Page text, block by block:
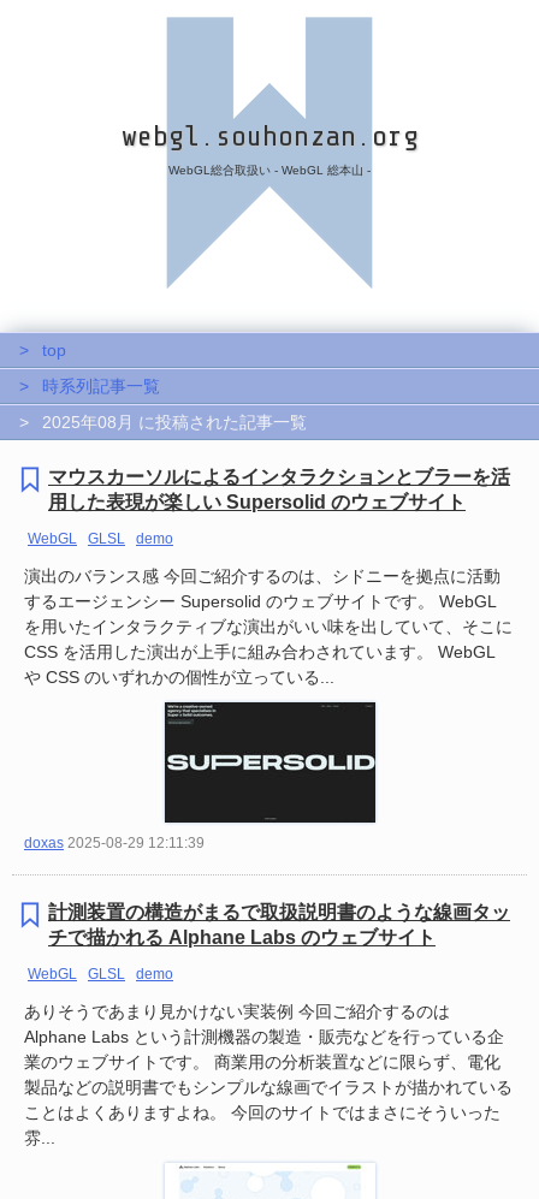
webgl.souhonzan.org
WebGL総合取扱い - WebGL 総本山 -
top
時系列記事一覧
2025年08月 に投稿された記事一覧
マウスカーソルによるインタラクションとブラーを活
用した表現が楽しい Supersolid のウェブサイト
WebGL GLSL demo
演出のバランス感 今回ご紹介するのは、シドニーを拠点に活動
するエージェンシー Supersolid のウェブサイトです。 WebGL
を用いたインタラクティブな演出がいい味を出していて、そこに
CSS を活用した演出が上手に組み合わされています。 WebGL
や CSS のいずれかの個性が立っている...
doxas 2025-08-29 12:11:39
計測装置の構造がまるで取扱説明書のような線画タッ
チで描かれる Alphane Labs のウェブサイト
WebGL GLSL demo
ありそうであまり見かけない実装例 今回ご紹介するのは
Alphane Labs という計測機器の製造・販売などを行っている企
業のウェブサイトです。 商業用の分析装置などに限らず、電化
製品などの説明書でもシンプルな線画でイラストが描かれている
ことはよくありますよね。 今回のサイトではまさにそういった
雰...